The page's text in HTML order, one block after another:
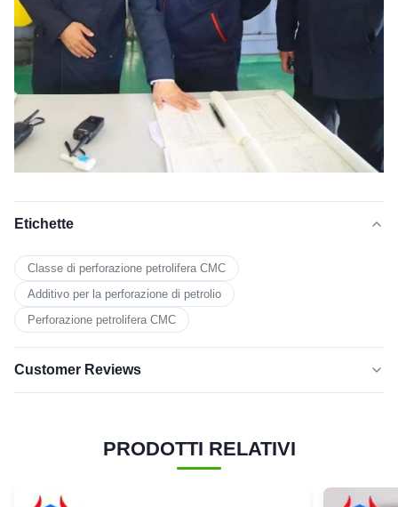
Etichette
Classe di perforazione petrolifera CMC
Additivo per la perforazione di petrolio
Perforazione petrolifera CMC
Customer Reviews
stelle
100%
PRODOTTI RELATIVI